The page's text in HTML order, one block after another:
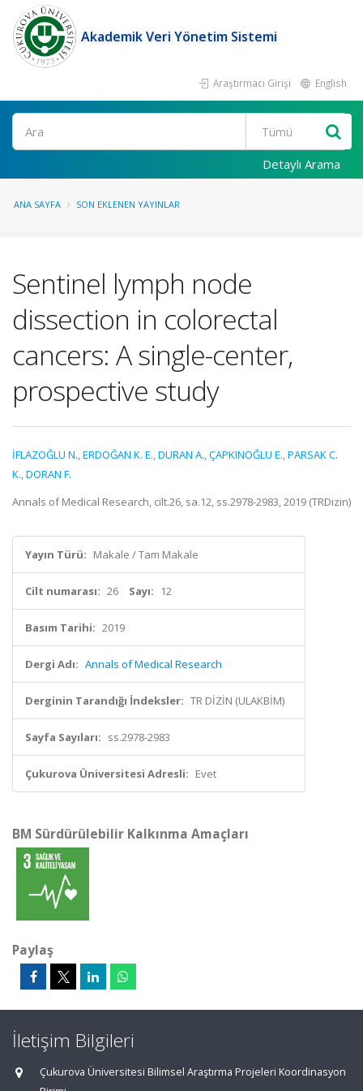
Akademik Veri Yönetim Sistemi
Araştırmacı Girişi English
Ara
Detaylı Arama
ANA SAYFA SON EKLENEN YAYINLAR
Sentinel lymph node
dissection in colorectal
cancers: A single-center,
prospective study
İFLAZOĞLU N.,ERDOĞAN K. E.,DURAN A.,ÇAPKINOĞLU E.,PARSAK C.
K.,DORAN F.
Annals of Medical Research, cilt.26, sa.12, ss.2978-2983, 2019 (TRDizin)
Yayın Türü: Makale / Tam Makale
Cilt numarası: 26 Sayı: 12
Basım Tarihi: 2019
Dergi Adı: Annals of Medical Research
Derginin Tarandığı İndeksler: TR DİZİN (ULAKBİM)
Sayfa Sayıları: ss.2978-2983
Çukurova Üniversitesi Adresli: Evet
BM Sürdürülebilir Kalkınma Amaçları
Paylaş
İletişim Bilgileri
Çukurova Üniversitesi Bilimsel Araştırma Projeleri Koordinasyon